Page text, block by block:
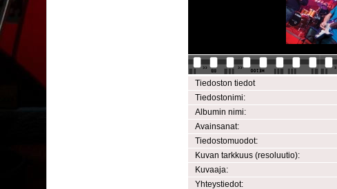
Tiedoston tiedot
Tiedostonimi:
Albumin nimi:
Avainsanat:
Tiedostomuodot:
Kuvan tarkkuus (resoluutio):
Kuvaaja:
Yhteystiedot: